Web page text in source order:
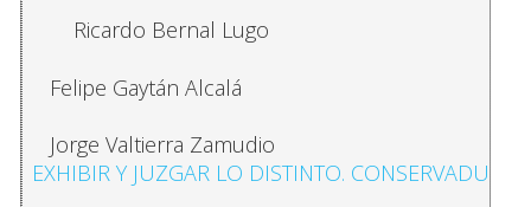
Ricardo Bernal Lugo
Felipe Gaytán Alcalá
Jorge Valtierra Zamudio
EXHIBIR Y JUZGAR LO DISTINTO.